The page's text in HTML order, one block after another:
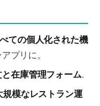
ての個人化された機
プリに。
と在庫管理フォーム.
規模なレストラン運